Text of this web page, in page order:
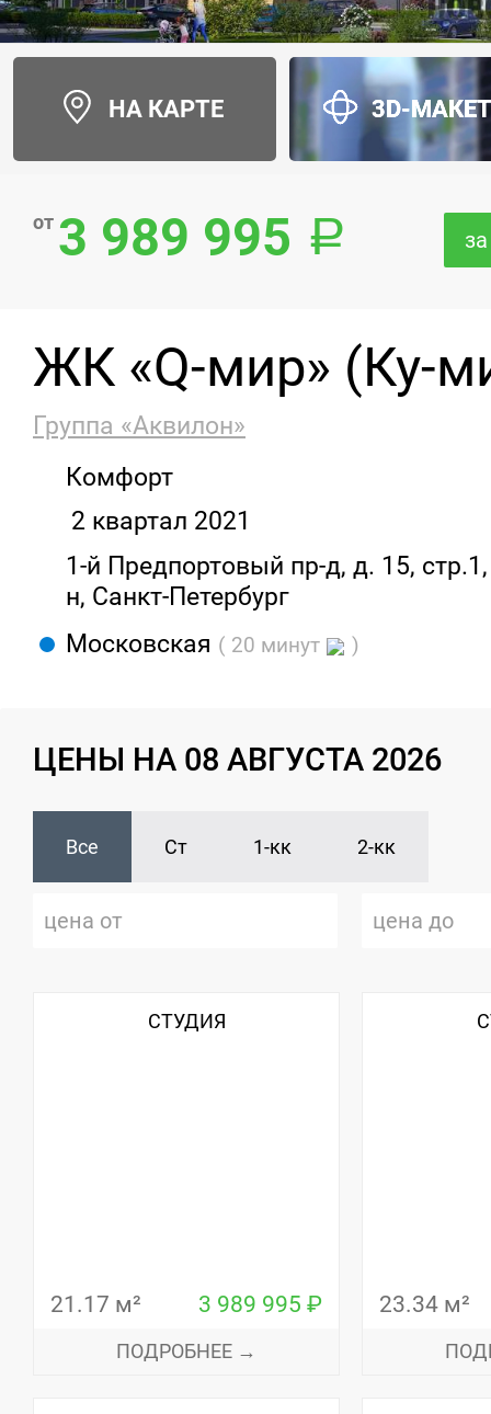
НА КАРТЕ 3D-
от 3 989 995
ЖК «Q-мир» (Ку-
Группа «Аквилон»
Комфорт
2 квартал 2021
1-й Предпортовый пр-д, д. 15,
н, Санкт-Петербург
Московская ( 20 минут )
ЦЕНЫ НА 08 АВГУСТА 2026
Все Ст 1-кк 2-кк
СТУДИЯ
21.17 м² 3 989 995 ₽
ПОДРОБНЕЕ →
23.34 м²